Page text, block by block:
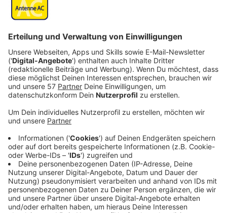
Der erfolglose Schauspieler Alper (Murat Ünal)
Hollywood verwirklichen und große Filmrollen an Land
ziehen. Doch da gibt es einen Haken, die ihm
angebotenen Rollen sind entweder Dönerverkäufer,
Islamisten auf dem Weg zum nächsten Terroranschlag
oder Drogendealer. Da kommt es doch gerade recht,
dass für ein kommendes Projekt ein Migrant aus der
Arbeiterklasse gesucht wird, doch ein Türke soll es
nicht sein. Warum es also nicht mal als Italiener
versuchen? Außerdem kann er im gleichem Atemzug
versuchen, seiner Angebeteten näherzukommen...
Anzeige